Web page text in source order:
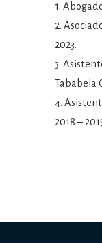
1.
2.
2023.
3.
Tababela
4.
2018 –